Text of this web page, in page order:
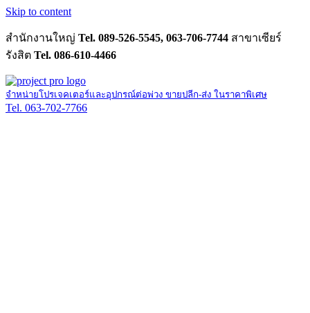
Skip to content
สำนักงานใหญ่ Tel. 089-526-5545, 063-706-7744 สาขาเซียร์
รังสิต Tel. 086-610-4466
จำหน่ายโปรเจคเตอร์และอุปกรณ์ต่อพ่วง ขายปลีก-ส่ง ในราคาพิเศษ
Tel. 063-702-7766